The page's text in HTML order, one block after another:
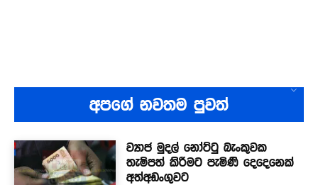
අපගේ නවතම පුවත්
ව්‍යාජ මුදල් නෝට්ටු බැංකුවක
තැම්පත් කිරීමට පැමිණි දෙදෙනෙක්
අත්අඩංගුවට